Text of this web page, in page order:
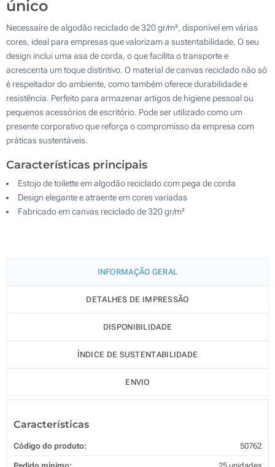
único
Necessaire de algodão reciclado de 320 gr/m², disponível em várias
cores, ideal para empresas que valorizam a sustentabilidade. O seu
design inclui uma asa de corda, o que facilita o transporte e
acrescenta um toque distintivo. O material de canvas reciclado não só
é respeitador do ambiente, como também oferece durabilidade e
resistência. Perfeito para armazenar artigos de higiene pessoal ou
pequenos acessórios de escritório. Pode ser utilizado como um
presente corporativo que reforça o compromisso da empresa com
práticas sustentáveis.
Características principais
Estojo de toilette em algodão reciclado com pega de corda
Design elegante e atraente em cores variadas
Fabricado em canvas reciclado de 320 gr/m²
INFORMAÇÃO GERAL
DETALHES DE IMPRESSÃO
DISPONIBILIDADE
ÍNDICE DE SUSTENTABILIDADE
ENVIO
Características
Código do produto: 50762